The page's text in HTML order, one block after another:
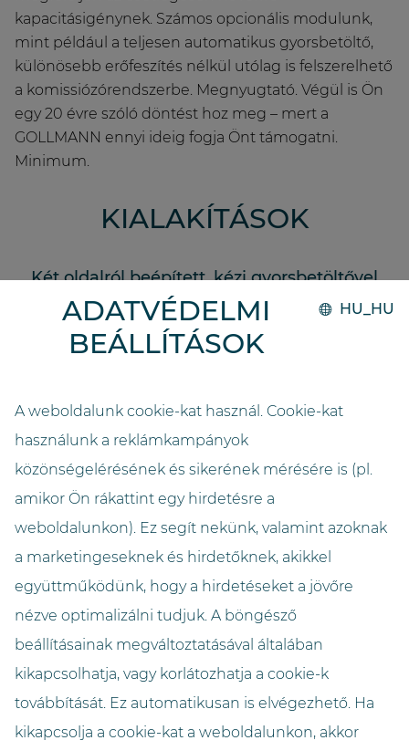
kapacitásigénynek. Számos opcionális modulunk,
mint például a teljesen automatikus gyorsbetöltő,
különösebb erőfeszítés nélkül utólag is felszerelhető
a komissiózórendszerbe. Megnyugtató. Végül is Ön
egy 20 évre szóló döntést hoz meg – mert a
GOLLMANN ennyi ideig fogja Önt támogatni.
Minimum.
KIALAKÍTÁSOK
Két oldalról beépített, kézi gyorsbetöltővel
vagy teljesen automatikus gyorsbetöltővel
felszerelt robot
Három oldalról beépített, kézi gyorsbetöltővel
vagy teljesen automatikus gyorsbetöltővel
felszerelt robot
ADATVÉDELMI
BEÁLLÍTÁSOK
HU_HU
A weboldalunk cookie-kat használ. Cookie-kat
használunk a reklámkampányok
közönségelérésének és sikerének mérésére is (pl.
amikor Ön rákattint egy hirdetésre a
weboldalunkon). Ez segít nekünk, valamint azoknak
a marketingeseknek és hirdetőknek, akikkel
együttműködünk, hogy a hirdetéseket a jövőre
nézve optimalizálni tudjuk. A böngésző
beállításainak megváltoztatásával általában
kikapcsolhatja, vagy korlátozhatja a cookie-k
továbbítását. Ez automatikusan is elvégezhető. Ha
kikapcsolja a cookie-kat a weboldalunkon, akkor